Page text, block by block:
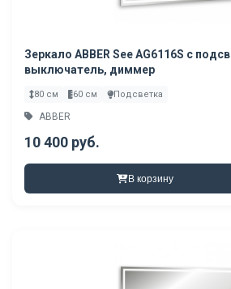
Зеркало ABBER See AG6116S с
выключатель, диммер
80 см 60 см Подсветка
ABBER
10 400 руб.
В корзину